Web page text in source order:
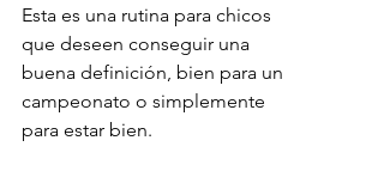
Esta es una rutina para chicos
que deseen conseguir una
buena definición, bien para un
campeonato o simplemente
para estar bien.